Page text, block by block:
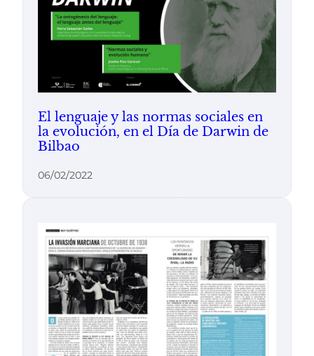
El lenguaje y las normas sociales en
la evolución, en el Día de Darwin de
Bilbao
06/02/2022